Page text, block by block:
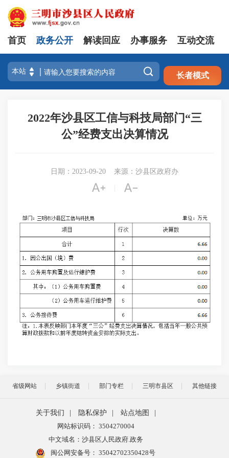
注册 登录
首页 政务公开 解读回应 办事服务 互动交流
 长者模式
2022年沙县区工信与科技局部门“三
公”经费支出决算情况
日期：2023-09-20 来源：沙县区政府办
 
省级网站 乡镇街道 部门专栏 三明市县区 其他链接
关于我们 隐私保护 站点地图
网站标识码： 3504270004
中文域名：沙县区人民政府.政务
闽公网安备号： 35042702350428号